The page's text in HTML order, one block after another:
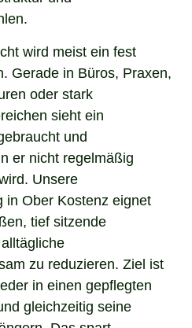
wird meist ein fest
Gerade in Büros, Praxen,
oder stark
sieht ein
und
er nicht regelmäßig
Unsere
Ober Kostenz eignet
tief sitzende
zu reduzieren. Ziel ist
in einen gepflegten
gleichzeitig seine
Das spart